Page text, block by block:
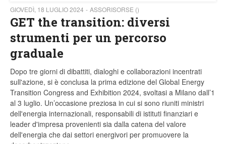
GIOVEDÌ, 18 LUGLIO 2024 ASSORISORSE ()
GET the transition: diversi
strumenti per un percorso
graduale
Dopo tre giorni di dibattiti, dialoghi e collaborazioni incentrati
sull'azione, si è conclusa la prima edizione del Global Energy
Transition Congress and Exhibition 2024, svoltasi a Milano dall’1
al 3 luglio. Un’occasione preziosa in cui si sono riuniti ministri
dell'energia internazionali, responsabili di istituti finanziari e
leader d'impresa provenienti sia dalla catena del valore
dell'energia che dai settori energivori per promuovere la